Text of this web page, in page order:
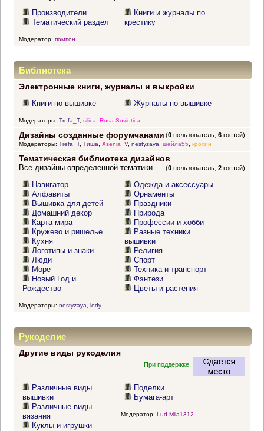
Производители
Тематический раздел
Книги и журналы по
крестику
Модератор: помпон
Библиотека
Электронные книги, журналы и выкройки
Книги по вышивке Журналы по вышивке
Модераторы: Trefa_T, silica Rusa Sovietica
Дизайны созданные форумчанами (0 пользователь,6 гостей)
Модераторы: Trefa_T, Тиша, Xsenia_V, nestyzaya, шейла55, крохин
Тематическая библиотека дизайнов
(0 пользователь,2 гостей)
Все дизайны определенной тематики
Навигатор
Алфавиты
Вышивка для детей
Домашний декор
Карта мира
Кружево и ришелье
Кухня
Логотипы и знаки
Люди
Море
Новый Год и
Рождество
Одежда и аксессуары
Орнаменты
Праздники
Природа
Профессии и хобби
Разные техники
вышивки
Религия
Спорт
Техника и транспорт
Фэнтези
Цветы и растения
Модераторы: nestyzaya ledy
Рукоделие
Другие виды рукоделия
При поддержке:
Различные виды
вышивки
Различные виды
вязания
Куклы и игрушки
Поделки
Бумага-арт
Модератор: Lud-Mila1312